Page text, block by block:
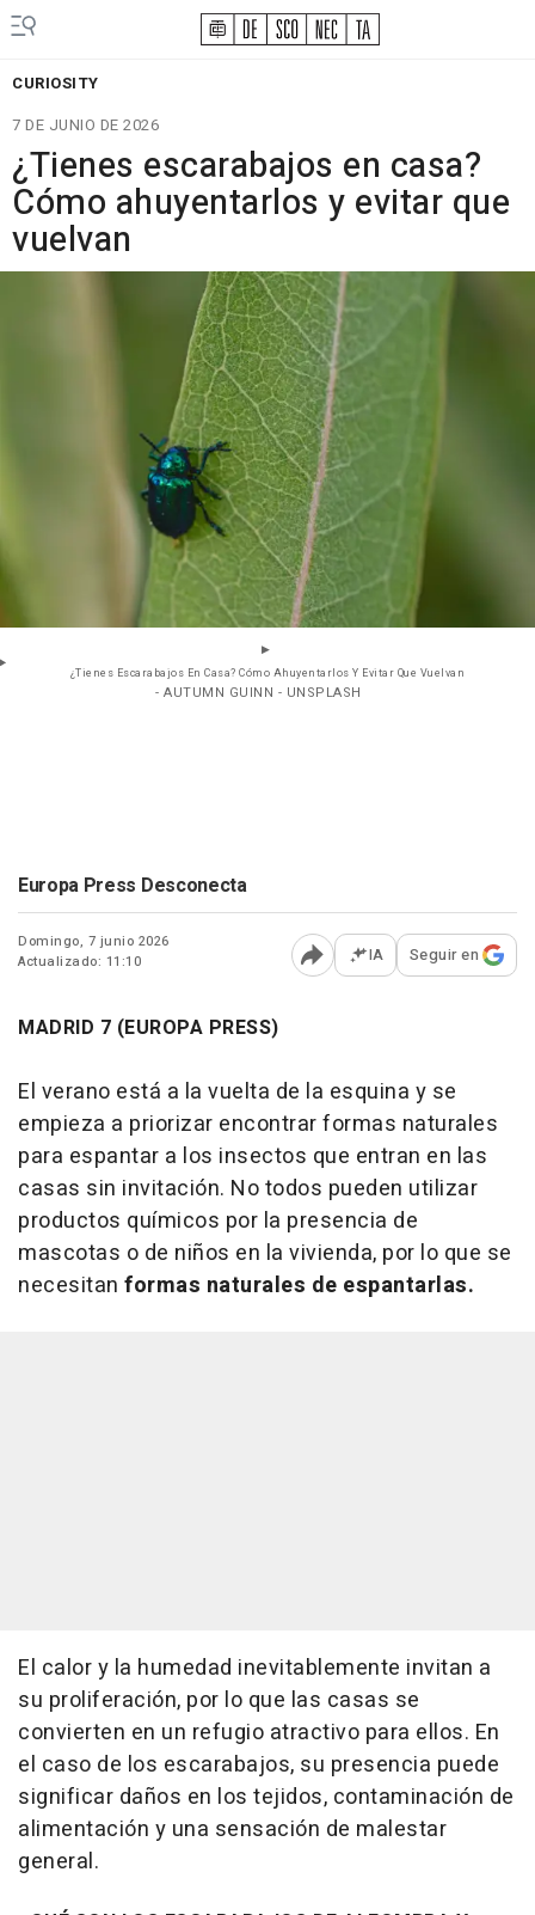
CURIOSITY
7 DE JUNIO DE 2026
¿Tienes escarabajos en casa?
Cómo ahuyentarlos y evitar que
vuelvan
¿Tienes Escarabajos En Casa? Cómo Ahuyentarlos Y Evitar Que Vuelvan
- AUTUMN GUINN - UNSPLASH
Europa Press Desconecta
Domingo, 7 junio 2026
Actualizado: 11:10
Abrir opciones para
IA Seguir en
MADRID 7 (EUROPA PRESS)
El verano está a la vuelta de la esquina y se
empieza a priorizar encontrar formas naturales
para espantar a los insectos que entran en las
casas sin invitación. No todos pueden utilizar
productos químicos por la presencia de
mascotas o de niños en la vivienda, por lo que se
necesitan formas naturales de espantarlas.
El calor y la humedad inevitablemente invitan a
su proliferación, por lo que las casas se
convierten en un refugio atractivo para ellos. En
el caso de los escarabajos, su presencia puede
significar daños en los tejidos, contaminación de
alimentación y una sensación de malestar
general.